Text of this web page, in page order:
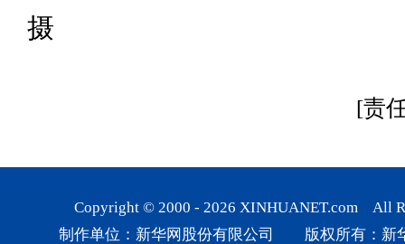
摄
[责
Copyright © 2000 - 2026 XINHUANET.com All
制作单位：新华网股份有限公司 版权所有：新